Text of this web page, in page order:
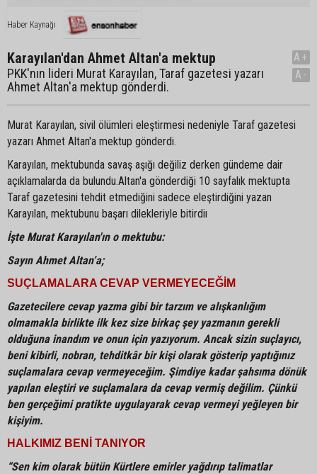
Haber Kaynağı
Karayılan'dan Ahmet Altan'a mektup
PKK'nın lideri Murat Karayılan, Taraf gazetesi yazarı
Ahmet Altan'a mektup gönderdi.
A+
A-
Murat Karayılan, sivil ölümleri eleştirmesi nedeniyle Taraf gazetesi
yazarı Ahmet Altan'a mektup gönderdi.
Karayılan, mektubunda savaş aşığı değiliz derken gündeme dair
açıklamalarda da bulundu.Altan'a gönderdiği 10 sayfalık mektupta
Taraf gazetesini tehdit etmediğini sadece eleştirdiğini yazan
Karayılan, mektubunu başarı dilekleriyle bitirdiı
İşte Murat Karayılan'ın o mektubu:
Sayın Ahmet Altan’a;
SUÇLAMALARA CEVAP VERMEYECEĞİM
Gazetecilere cevap yazma gibi bir tarzım ve alışkanlığım
olmamakla birlikte ilk kez size birkaç şey yazmanın gerekli
olduğuna inandım ve onun için yazıyorum. Ancak sizin suçlayıcı,
beni kibirli, nobran, tehditkâr bir kişi olarak gösterip yaptığınız
suçlamalara cevap vermeyeceğim. Şimdiye kadar şahsıma dönük
yapılan eleştiri ve suçlamalara da cevap vermiş değilim. Çünkü
ben gerçeğimi pratikte uygulayarak cevap vermeyi yeğleyen bir
kişiyim.
HALKIMIZ BENİ TANIYOR
“Sen kim olarak bütün Kürtlere emirler yağdırıp talimatlar